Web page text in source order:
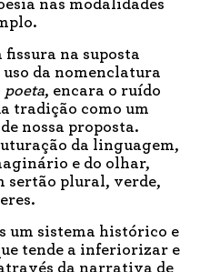
nas modalidades
fissura na suposta
da nomenclatura
poeta, encara o ruído
tradição como um
nossa proposta.
da linguagem,
e do olhar,
sertão plural, verde,
um sistema histórico e
tende a inferiorizar e
da narrativa de